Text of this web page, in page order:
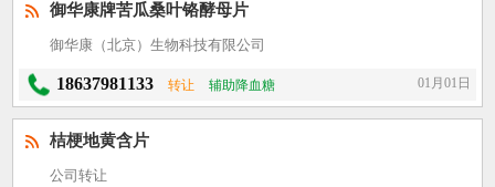
御华康牌苦瓜桑叶铬酵母片
御华康（北京）生物科技有限公司
18637981133 转让 辅助降血糖 01月01日
桔梗地黄含片
公司转让